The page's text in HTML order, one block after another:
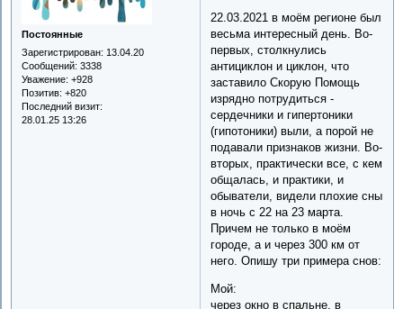
Постоянные
Зарегистрирован: 13.04.20
Сообщений: 3338
Уважение: +928
Позитив: +820
Последний визит:
28.01.25 13:26
22.03.2021 в моём регионе был
весьма интересный день. Во-
первых, столкнулись
антициклон и циклон, что
заставило Скорую Помощь
изрядно потрудиться -
сердечники и гипертоники
(гипотоники) выли, а порой не
подавали признаков жизни. Во-
вторых, практически все, с кем
общалась, и практики, и
обыватели, видели плохие сны
в ночь с 22 на 23 марта.
Причем не только в моём
городе, а и через 300 км от
него. Опишу три примера снов:
Мой:
через окно в спальне, в